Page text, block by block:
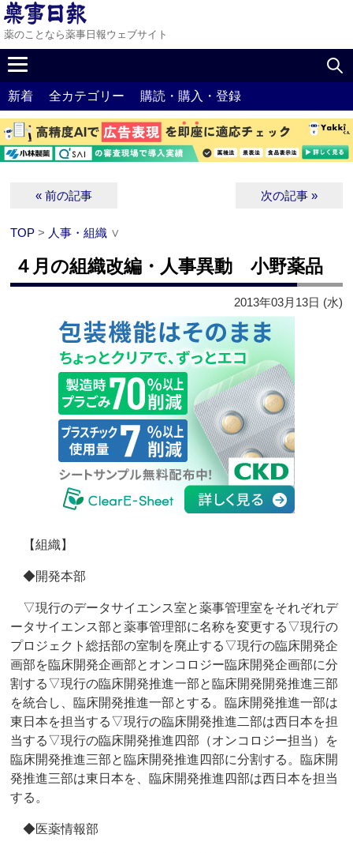
薬のことなら薬事日報ウェブサイト
新着 全カテゴリー 購読・購入・登録
« 前の記事 次の記事 »
TOP > 人事・組織 ∨
４月の組織改編・人事異動 小野薬品
2013年03月13日 (水)
【組織】
◆開発本部
▽現行のデータサイエンス室と薬事管理室をそれぞれデ
ータサイエンス部と薬事管理部に名称を変更する▽現行の
プロジェクト総括部の室制を廃止する▽現行の臨床開発企
画部を臨床開発企画部とオンコロジー臨床開発企画部に分
割する▽現行の臨床開発推進一部と臨床開発開発推進三部
を統合し、臨床開発推進一部とする。臨床開発推進一部は
東日本を担当する▽現行の臨床開発推進二部は西日本を担
当する▽現行の臨床開発推進四部（オンコロジー担当）を
臨床開発推進三部と臨床開発推進四部に分割する。臨床開
発推進三部は東日本を、臨床開発推進四部は西日本を担当
する。
◆医薬情報部